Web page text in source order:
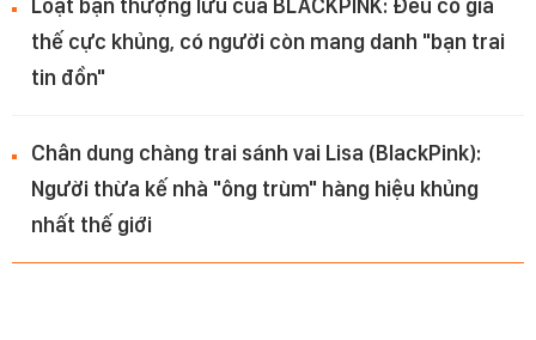
Loạt bạn thượng lưu của BLACKPINK: Đều có gia
thế cực khủng, có người còn mang danh "bạn trai
tin đồn"
Chân dung chàng trai sánh vai Lisa (BlackPink):
Người thừa kế nhà "ông trùm" hàng hiệu khủng
nhất thế giới